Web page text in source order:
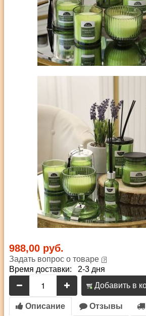
988,00 руб.
Задать вопрос о товаре
Время доставки: 2-3 дня
Добавить в
Описание Отзывы